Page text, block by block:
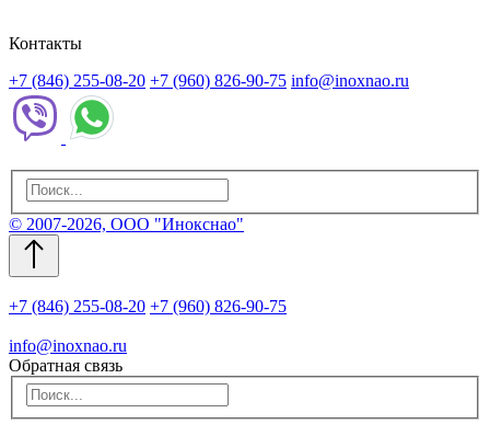
Контакты
+7 (846) 255-08-20 +7 (960) 826-90-75 info@inoxnao.ru
© 2007-2026, ООО "Инокснао"
+7 (846) 255-08-20 +7 (960) 826-90-75
info@inoxnao.ru
Обратная связь